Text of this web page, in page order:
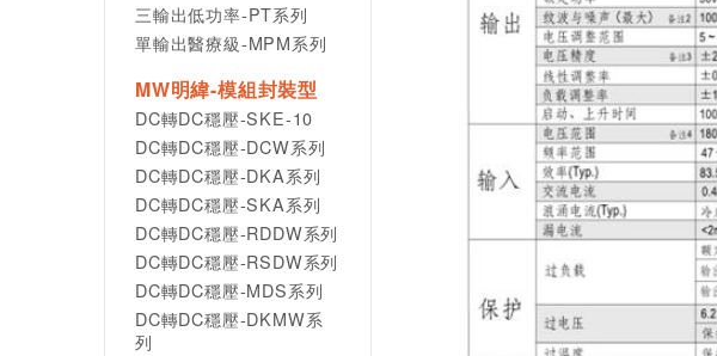
三輸出低功率-PT系列
單輸出醫療級-MPM系列
MW明緯-模組封裝型
DC轉DC穩壓-SKE-10
DC轉DC穩壓-DCW系列
DC轉DC穩壓-DKA系列
DC轉DC穩壓-SKA系列
DC轉DC穩壓-RDDW系列
DC轉DC穩壓-RSDW系列
DC轉DC穩壓-MDS系列
DC轉DC穩壓-DKMW系
列